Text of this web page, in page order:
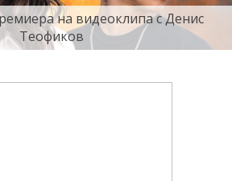
на видеоклипа с Денис
Теофиков